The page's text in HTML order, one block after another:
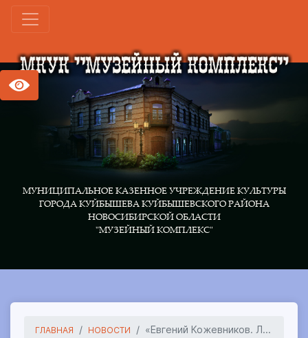
МУНИЦИПАЛЬНОЕ КАЗЕННОЕ УЧРЕЖДЕНИЕ КУЛЬТУРЫ
ГОРОДА КУЙБЫШЕВА КУЙБЫШЕВСКОГО РАЙОНА
НОВОСИБИРСКОЙ ОБЛАСТИ
"МУЗЕЙНЫЙ КОМПЛЕКС"
ГЛАВНАЯ НОВОСТИ «Евгений Кожевников. Л...